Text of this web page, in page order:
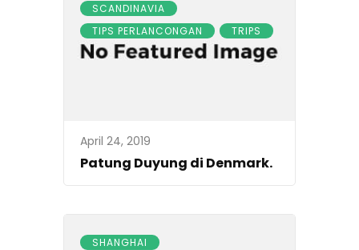
SCANDINAVIA
TIPS PERLANCONGAN
TRIPS
April 24, 2019
Patung Duyung di Denmark.
SHANGHAI